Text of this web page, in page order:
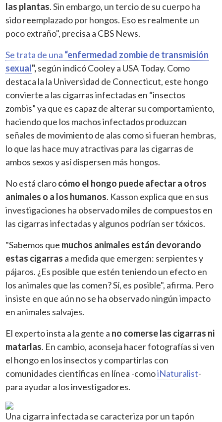
las plantas. Sin embargo, un tercio de su cuerpo ha
sido reemplazado por hongos. Eso es realmente un
poco extraño", precisa a CBS News.
Se trata de una “enfermedad zombie de transmisión
sexual",según indicó Cooley a USA Today. Como
destaca la la Universidad de Connecticut, este hongo
convierte a las cigarras infectadas en “insectos
zombis” ya que es capaz de alterar su comportamiento,
haciendo que los machos infectados produzcan
señales de movimiento de alas como si fueran hembras,
lo que las hace muy atractivas para las cigarras de
ambos sexos y así dispersen más hongos.
No está clarocómo el hongo puede afectar a otros
animales o a los humanos. Kasson explica que en sus
investigaciones ha observado miles de compuestos en
las cigarras infectadas y algunos podrían ser tóxicos.
"Sabemos que muchos animales están devorando
estas cigarras a medida que emergen: serpientes y
pájaros. ¿Es posible que estén teniendo un efecto en
los animales que las comen? Sí, es posible", afirma. Pero
insiste en que aún no se ha observado ningún impacto
en animales salvajes.
El experto insta a la gente a no comerse las cigarras ni
matarlas. En cambio, aconseja hacer fotografías si ven
el hongo en los insectos y compartirlas con
comunidades científicas en línea -comoiNaturalist-
para ayudar a los investigadores.
Una cigarra infectada se caracteriza por un tapón